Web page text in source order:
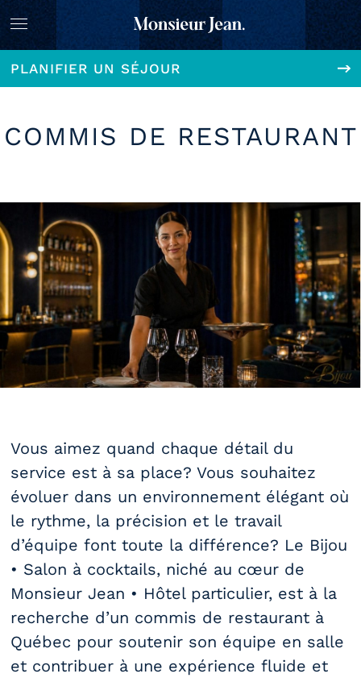
PLANIFIER UN SÉJOUR
COMMIS DE RESTAURANT
Vous aimez quand chaque détail du
service est à sa place? Vous souhaitez
évoluer dans un environnement élégant où
le rythme, la précision et le travail
d’équipe font toute la différence? Le Bijou
• Salon à cocktails, niché au cœur de
Monsieur Jean • Hôtel particulier, est à la
recherche d’un commis de restaurant à
Québec pour soutenir son équipe en salle
et contribuer à une expérience fluide et